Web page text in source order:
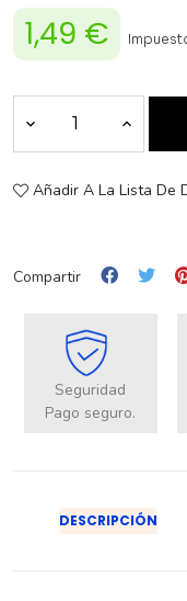
1,49 €
Añadir A La Lista De
Compartir
Seguridad
Pago seguro.
DESCRIPCIÓN